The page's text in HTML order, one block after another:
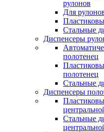
рулонов
Для
Стальные
Диспенсеры
полотенец
полотенец
Стальные
Диспенсеры
Стальные